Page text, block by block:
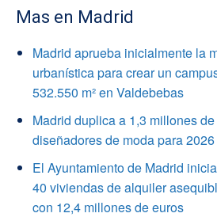
Mas en Madrid
Madrid aprueba inicialmente la
urbanística para crear un
532.550 m² en Valdebebas
Madrid duplica a 1,3 millones
diseñadores de moda para 2026
El Ayuntamiento de Madrid
40 viviendas de alquiler
con 12,4 millones de euros